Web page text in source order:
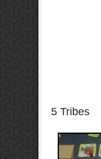
5 Tribes